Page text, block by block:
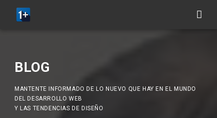
BLOG
MANTENTE INFORMADO DE LO NUEVO QUE HAY EN EL MUNDO
DEL DESARROLLO WEB
Y LAS TENDENCIAS DE DISEÑO